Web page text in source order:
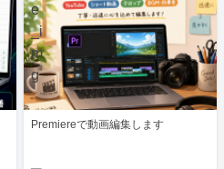
Premiereで動画編集します